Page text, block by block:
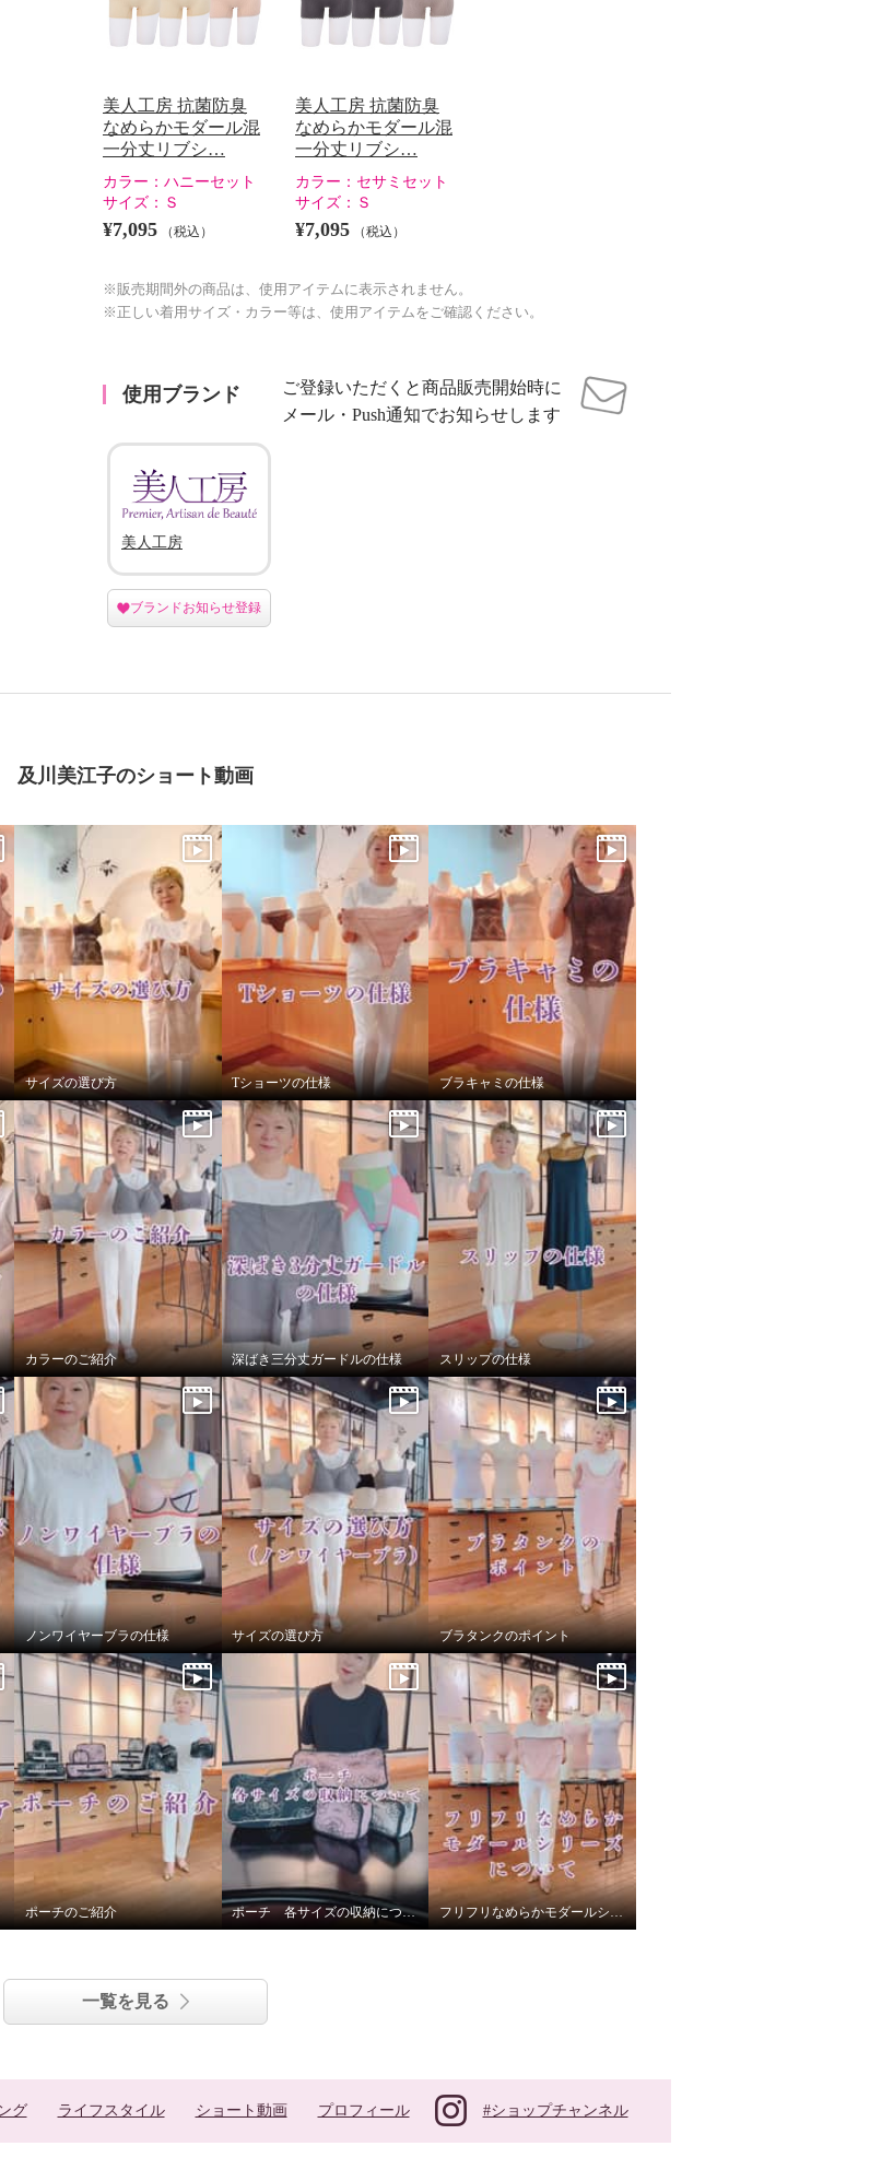
モ
ク
美人工房 抗菌防臭
なめらかモダール混
一分丈リブシ…
カラー： ハニーセット
サイズ： Ｓ
¥7,095 （税込）
美人工房 抗菌防臭
なめらかモダール混
一分丈リブシ…
カラー： セサミセット
サイズ： Ｓ
¥7,095 （税込）
※販売期間外の商品は、使用アイテムに表示されません。
※正しい着用サイズ・カラー等は、使用アイテムをご確認ください。
使用ブランド
ご登録いただくと商品販売開始時に
メール・Push通知でお知らせします
美人工房
ブランドお知らせ登録
及川美江子のショート動画
サイズの選び方 Tショーツの仕様 ブラキャミの仕様
カラーのご紹介 深ばき三分丈ガードルの仕様 スリップの仕様
ノンワイヤーブラの仕様 サイズの選び方 ブラタンクのポイント
ポーチのご紹介 ポーチ 各サイズの収納について フリフリなめらかモダールシリーズについて
一覧を見る
グ ライフスタイル ショート動画 プロフィール #ショップチャンネル